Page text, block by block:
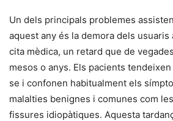
Un dels principals problemes
aquest any és la demora dels usuaris
cita mèdica, un retard que de
mesos o anys. Els pacients
se i confonen habitualment els
malalties benignes i comunes com
fissures idiopàtiques. Aquesta